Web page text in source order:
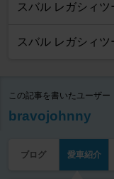
スバル レガシィ
スバル レガシィ
この記事を書いたユーザー
bravojohnny
ブログ 愛車紹介